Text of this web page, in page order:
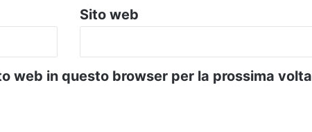
Sito web
web in questo browser per la prossima volta